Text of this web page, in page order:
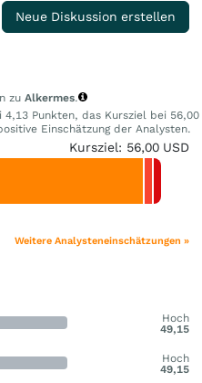
Neue Diskussion erstellen
zu Alkermes.
Punkten, das Kursziel bei 56,00
Einschätzung der Analysten.
Kursziel: 56,00 USD
Weitere Analysteneinschätzungen »
Hoch
49,15
Hoch
49,15